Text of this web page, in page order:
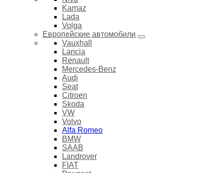
Kamaz
Lada
Volga
Европейские автомобили
Vauxhall
Lancia
Renault
Mercedes-Benz
Audi
Seat
Citroen
Skoda
VW
Volvo
Alfa Romeo
BMW
SAAB
Landrover
FIAT